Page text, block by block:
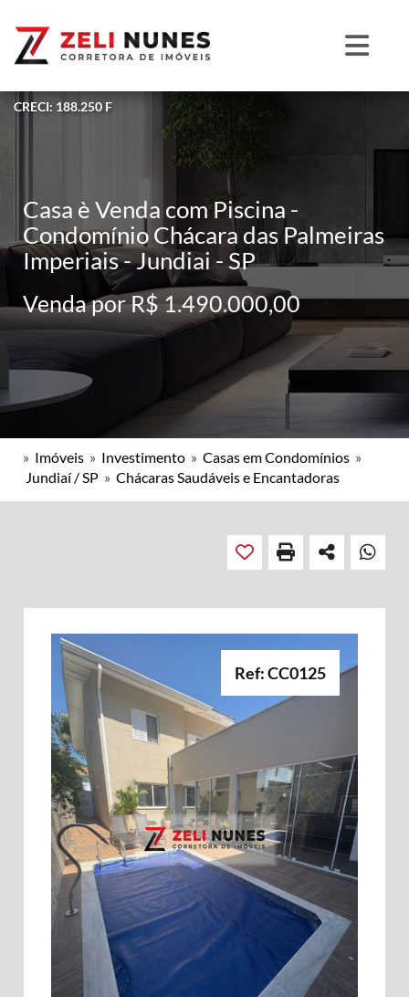
CRECI: 188.250 F
Casa è Venda com Piscina -
Condomínio Chácara das Palmeiras
Imperiais - Jundiai - SP
Venda por R$ 1.490.000,00
» Imóveis » Investimento » Casas em Condomínios »
Jundiaí / SP » Chácaras Saudáveis e Encantadoras
Ref: CC0125